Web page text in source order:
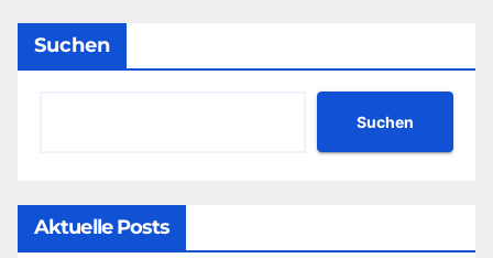
Suchen
Suchen
Aktuelle Posts